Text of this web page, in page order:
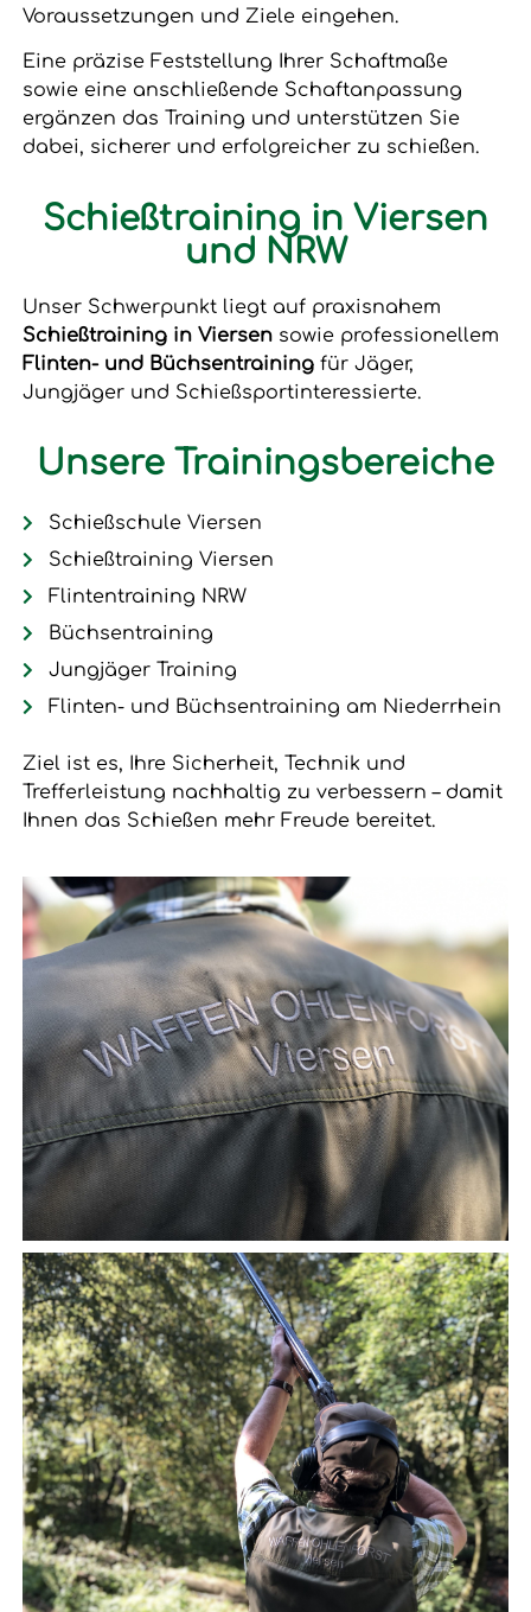
Voraussetzungen und Ziele eingehen.
Eine präzise Feststellung Ihrer Schaftmaße
sowie eine anschließende Schaftanpassung
ergänzen das Training und unterstützen Sie
dabei, sicherer und erfolgreicher zu schießen.
Schießtraining in Viersen
und NRW
Unser Schwerpunkt liegt auf praxisnahem
Schießtraining in Viersensowie professionellem
Flinten- und Büchsentrainingfür Jäger,
Jungjäger und Schießsportinteressierte.
Unsere Trainingsbereiche
Schießschule Viersen
Schießtraining Viersen
Flintentraining NRW
Büchsentraining
Jungjäger Training
Flinten- und Büchsentraining am Niederrhein
Ziel ist es, Ihre Sicherheit, Technik und
Trefferleistung nachhaltig zu verbessern – damit
Ihnen das Schießen mehr Freude bereitet.